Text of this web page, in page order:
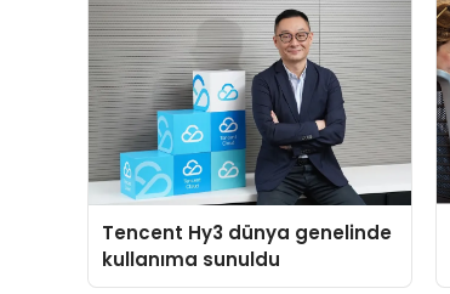
Tencent Hy3 dünya genelinde
kullanıma sunuldu